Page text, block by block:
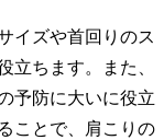
イズや首回りのス
立ちます。また、
予防に大いに役立
ことで、肩こりの